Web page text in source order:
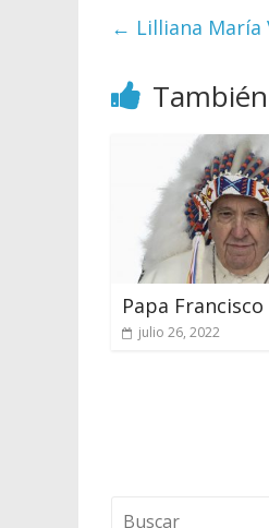
← Lilliana María
Papa
julio 26, 2022